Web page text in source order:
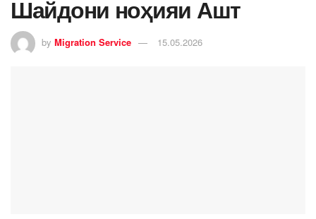
Шайдони ноҳияи Ашт
by Migration Service 15.05.2026